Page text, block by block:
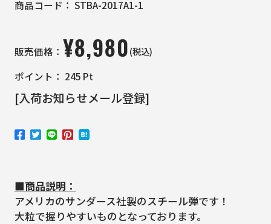
商品コード： STBA-2017A1-1
販売価格： ¥8,980(税込)
ポイント： 245 Pt
[入荷お知らせメール登録]
■商品説明：
アメリカのサンダース社製のスチール弾です！
大粒で握りやすいものとなっております。